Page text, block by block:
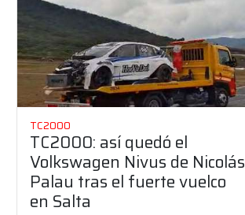
TC2000
TC2000: así quedó el
Volkswagen Nivus de Nicolás
Palau tras el fuerte vuelco
en Salta